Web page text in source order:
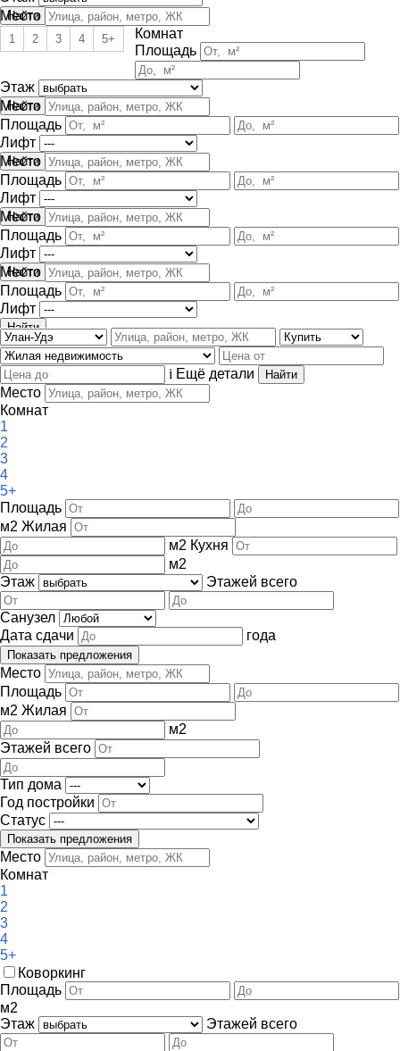
Место
Комнат
1 2 3 4 5+
Площадь
Этаж
Место
Площадь
Лифт
Место
Площадь
Лифт
Место
Площадь
Лифт
Место
Площадь
Лифт
i Ещё детали
Место
Комнат
1
2
3
4
5+
Площадь
м2 Жилая
м2 Кухня
м2
Этаж
Этажей всего
Санузел
Дата сдачи
года
Место
Площадь
м2 Жилая
м2
Этажей всего
Тип дома
Год постройки
Статус
Место
Комнат
1
2
3
4
5+
Коворкинг
Площадь
м2
Этаж
Этажей всего